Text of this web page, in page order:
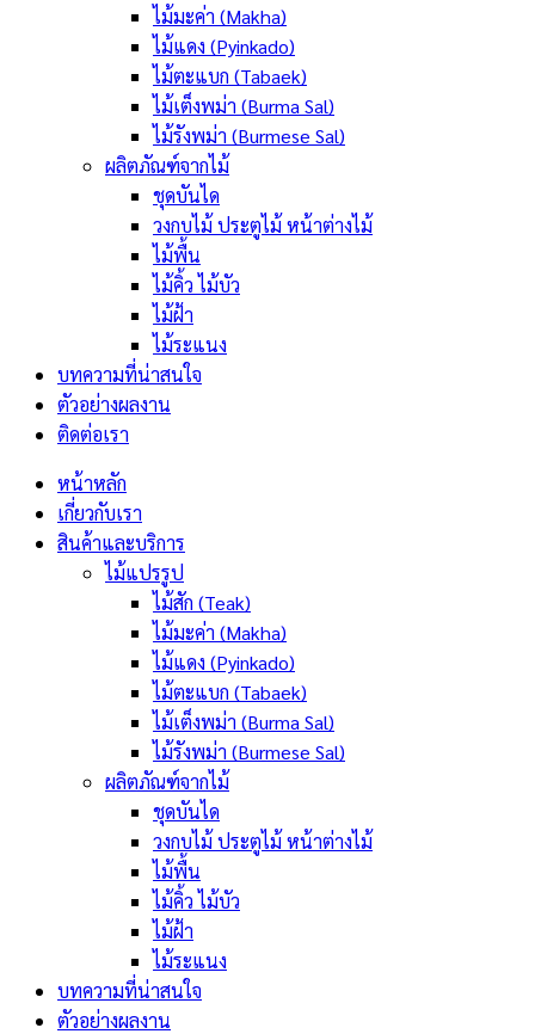
ไม้มะค่า (Makha)
ไม้แดง (Pyinkado)
ไม้ตะแบก (Tabaek)
ไม้เต็งพม่า (Burma Sal)
ไม้รังพม่า (Burmese Sal)
ผลิตภัณฑ์จากไม้
ชุดบันได
วงกบไม้ ประตูไม้ หน้าต่างไม้
ไม้พื้น
ไม้คิ้ว ไม้บัว
ไม้ฝ้า
ไม้ระแนง
บทความที่น่าสนใจ
ตัวอย่างผลงาน
ติดต่อเรา
หน้าหลัก
เกี่ยวกับเรา
สินค้าและบริการ
ไม้แปรรูป
ไม้สัก (Teak)
ไม้มะค่า (Makha)
ไม้แดง (Pyinkado)
ไม้ตะแบก (Tabaek)
ไม้เต็งพม่า (Burma Sal)
ไม้รังพม่า (Burmese Sal)
ผลิตภัณฑ์จากไม้
ชุดบันได
วงกบไม้ ประตูไม้ หน้าต่างไม้
ไม้พื้น
ไม้คิ้ว ไม้บัว
ไม้ฝ้า
ไม้ระแนง
บทความที่น่าสนใจ
ตัวอย่างผลงาน